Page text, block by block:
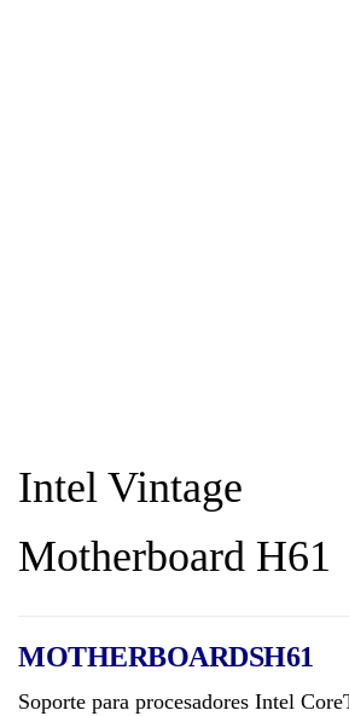
Intel Vintage
Motherboard H61
MOTHERBOARDSH61
Soporte para procesadores Intel